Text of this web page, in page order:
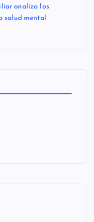
analiza los
salud mental